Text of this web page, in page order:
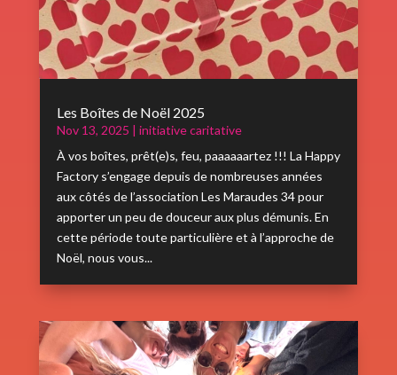
Les Boîtes de Noël 2025
Nov 13, 2025 | initiative caritative
À vos boîtes, prêt(e)s, feu, paaaaaartez !!! La Happy
Factory s’engage depuis de nombreuses années
aux côtés de l’association Les Maraudes 34 pour
apporter un peu de douceur aux plus démunis. En
cette période toute particulière et à l’approche de
Noël, nous vous...